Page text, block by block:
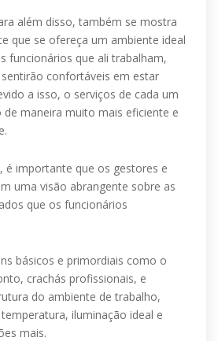
além disso, também se mostra
que se ofereça um ambiente ideal
funcionários que ali trabalham,
confortáveis em estar
a isso, o serviços de cada um
de maneira muito mais eficiente e
é importante que os gestores e
uma visão abrangente sobre as
que os funcionários
básicos e primordiais como o
crachás profissionais, e
do ambiente de trabalho,
iluminação ideal e
mais.